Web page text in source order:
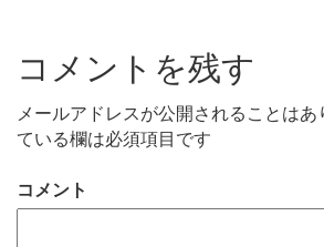
コメントを残す
メールアドレスが公開されることはあ
ている欄は必須項目です
コメント